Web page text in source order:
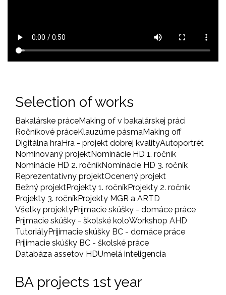
Selection of works
Bakalárske práceMaking of v bakalárskej práci
Ročníkové práceKlauzúrne pásmaMaking off
Digitálna hraHra - projekt dobrej kvalityAutoportrét
Nominovaný projektNominácie HD 1. ročník
Nominácie HD 2. ročníkNominácie HD 3. ročník
Reprezentatívny projektOcenený projekt
Bežný projektProjekty 1. ročníkProjekty 2. ročník
Projekty 3. ročníkProjekty MGR a ARTD
Všetky projektyPríjmacie skúšky - domáce práce
Príjmacie skúšky - školské koloWorkshop AHD
TutoriályPrijimacie skúšky BC - domáce práce
Prijimacie skúšky BC - školské práce
Databáza assetov HDUmelá inteligencia
BA projects 1st year